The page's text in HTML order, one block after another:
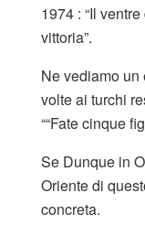
1974 : “Il
vittoria”.
Ne vediamo
volte ai turchi
““Fate cinque
Se Dunque in
Oriente di
concreta.